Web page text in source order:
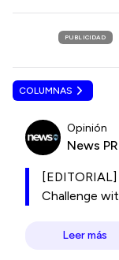
PUBLICIDAD
COLUMNAS
Opinión
News PR
Challenge
Leer más